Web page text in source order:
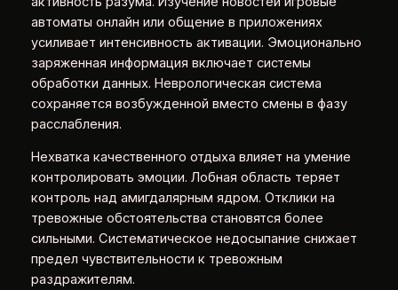
автоматы онлайн или общение в приложениях
усиливает интенсивность активации. Эмоционально
заряженная информация включает системы
обработки данных. Неврологическая система
сохраняется возбужденной вместо смены в фазу
расслабления.
Нехватка качественного отдыха влияет на умение
контролировать эмоции. Лобная область теряет
контроль над амигдалярным ядром. Отклики на
тревожные обстоятельства становятся более
сильными. Систематическое недосыпание снижает
предел чувствительности к тревожным
раздражителям.